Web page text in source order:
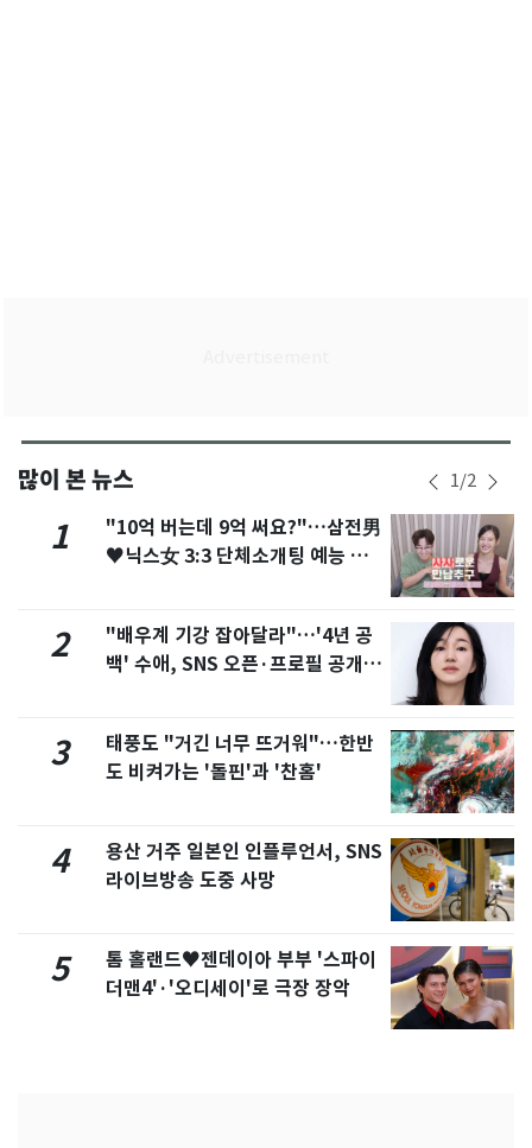
많이 본 뉴스 1/2
1
"10억 버는데 9억 써요?"…삼전男
♥닉스女 3:3 단체소개팅 예능 화
2
"배우계 기강 잡아달라"…'4년 공
백' 수애, SNS 오픈·프로필 공개
3
태풍도 "거긴 너무 뜨거워"…한반
도 비켜가는 '돌핀'과 '찬홈'
4
용산 거주 일본인 인플루언서, SNS
라이브방송 도중 사망
5
톰 홀랜드♥젠데이아 부부 '스파이
더맨4'·'오디세이'로 극장 장악